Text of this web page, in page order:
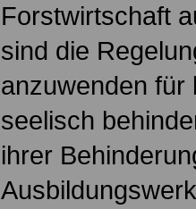
Forstwirtschaft
sind die
anzuwenden für
seelisch
ihrer